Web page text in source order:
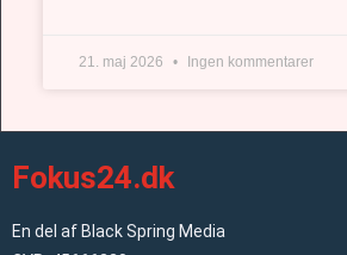
21. maj 2026 Ingen kommentarer
Fokus24.dk
En del af Black Spring Media